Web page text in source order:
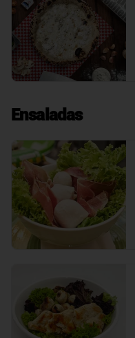
Ensaladas